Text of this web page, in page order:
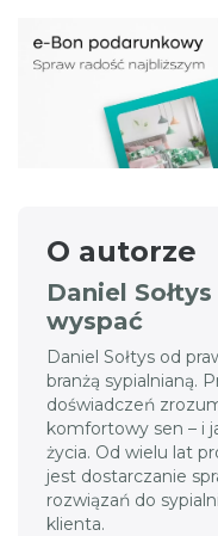
O autorze
Daniel
wyspać
Daniel Sołtys od
branżą sypialnianą.
doświadczeń
komfortowy sen – i
życia. Od wielu lat
jest dostarczanie
rozwiązań do
klienta.